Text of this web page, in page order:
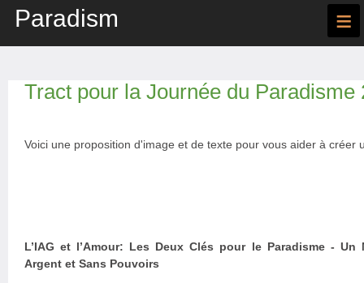
Paradism ≡
Tract pour la Journée du Paradisme
Voici une proposition d'image et de texte pour vous aider à créer
L’IAG et l’Amour: Les Deux Clés pour le Paradisme - Un
Argent et Sans Pouvoirs